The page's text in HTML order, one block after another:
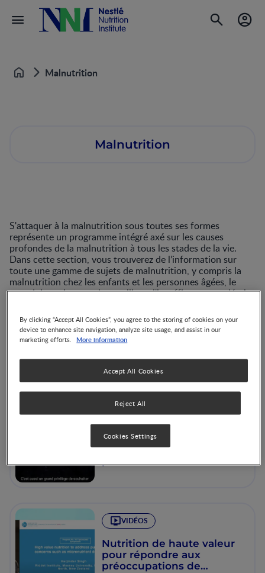
Home Malnutrition
Malnutrition
S'attaquer à la malnutrition sous toutes ses formes
représente un programme intégré axé sur les causes
profondes de la malnutrition à tous les stades de la vie.
Dans cette section, vous trouverez de l’information sur
toute une gamme de sujets de malnutrition, y compris la
malnutrition chez les enfants et les personnes âgées, le
retard de croissance, le gaspillage, l'insuffisance pondérale,
dépistage, comme la Mini évaluation nutritionnelle.
VIDÉOS
Les deux faces d’une
même pièce : stratégies
VIDÉOS
Nutrition de haute valeur
pour répondre aux
préoccupations de
By clicking “Accept All Cookies”, you agree to the storing of cookies on your
device to enhance site navigation, analyze site usage, and assist in our
marketing efforts.
More information
Reject All
Accept All Cookies
Cookies Settings